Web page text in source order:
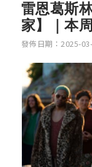
雷恩葛斯
家】｜本
發佈日期：2025-